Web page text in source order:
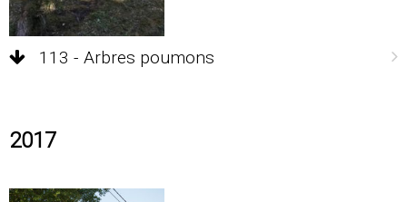
113 - Arbres poumons
2017